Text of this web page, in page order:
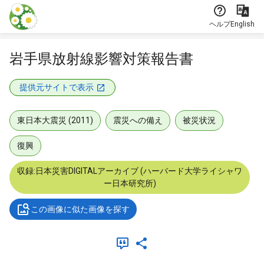
本文に飛ぶ
ヘルプEnglish
岩手県放射線影響対策報告書
提供元サイトで表示
東日本大震災 (2011) 震災への備え 被災状況
復興
収録:日本災害DIGITALアーカイブ (ハーバード大学ライシャワ
ー日本研究所)
この画像に似た画像を探す